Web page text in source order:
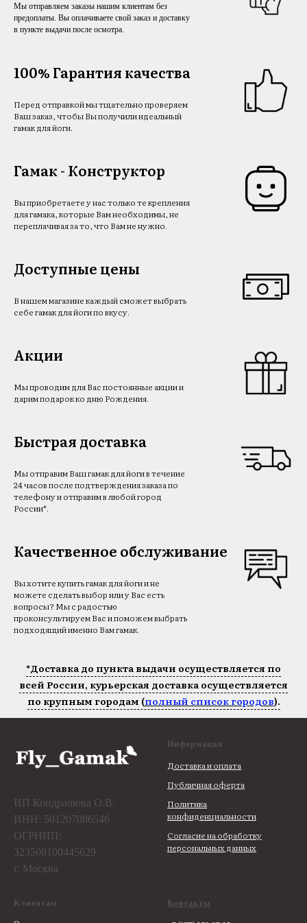
Мы отправляем заказы нашим клиентам без
предоплаты. Вы оплачиваете свой заказ и доставку
в пункте выдачи после осмотра.
100% Гарантия качества
Перед отправкой мы тщательно проверяем
Ваш заказ, чтобы Вы получили идеальный
гамак для йоги.
Гамак - Конструктор
Вы приобретаете у нас только те крепления
для гамака, которые Вам необходимы, не
переплачивая за то, что Вам не нужно.
Доступные цены
В нашем магазине каждый сможет выбрать
себе гамак для йоги по вкусу.
Акции
Мы проводим для Вас постоянные акции и
дарим подарок ко дню Рождения.
Быстрая доставка
Мы отправим Ваш гамак для йоги в течение
24 часов после подтверждения заказа по
телефону и отправим в любой город
России*.
Качественное обслуживание
Вы хотите купить гамак для йоги и не
можете сделать выбор или у Вас есть
вопросы? Мы с радостью
проконсультируем Вас и поможем выбрать
подходящий именно Вам гамак.
*Доставка до пункта выдачи осуществляется по
всей России, курьерская доставка осуществляется
по крупным городам (полный список городов).
ИП Кондрашова О.В.
ИНН: 501207086546
ОГРНИП:
323508100445629
г. Москва
Информация
Доставка и оплата
Публичная оферта
Политика
конфиденциальности
Согласие на обработку
персональных данных
Клиентам Контакты